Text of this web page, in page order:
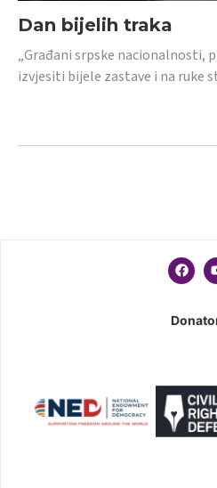
Dan bijelih traka
„Građani srpske nacionalnosti,
izvjesiti bijele zastave i na ruke